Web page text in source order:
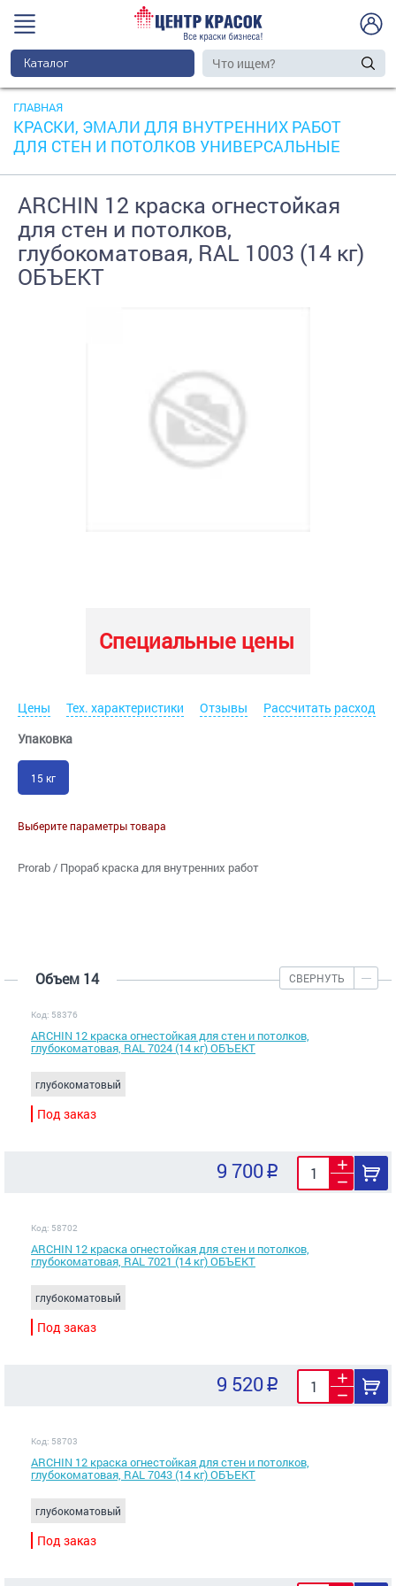
Каталог
ГЛАВНАЯ
КРАСКИ, ЭМАЛИ ДЛЯ ВНУТРЕННИХ РАБОТ
ДЛЯ СТЕН И ПОТОЛКОВ УНИВЕРСАЛЬНЫЕ
ARCHIN 12 краска огнестойкая
для стен и потолков,
глубокоматовая, RAL 1003 (14 кг)
ОБЪЕКТ
Специальные цены
Цены Тех. характеристики Отзывы
Рассчитать расход
Упаковка
15 кг
Выберите параметры товара
Prorab / Прораб краска для внутренних работ
Объем 14 СВЕРНУТЬ
Код: 58376
ARCHIN 12 краска огнестойкая для стен и потолков,
глубокоматовая, RAL 7024 (14 кг) ОБЪЕКТ
глубокоматовый
Под заказ
9 700
Код: 58702
ARCHIN 12 краска огнестойкая для стен и потолков,
глубокоматовая, RAL 7021 (14 кг) ОБЪЕКТ
глубокоматовый
Под заказ
9 520
Код: 58703
ARCHIN 12 краска огнестойкая для стен и потолков,
глубокоматовая, RAL 7043 (14 кг) ОБЪЕКТ
глубокоматовый
Под заказ